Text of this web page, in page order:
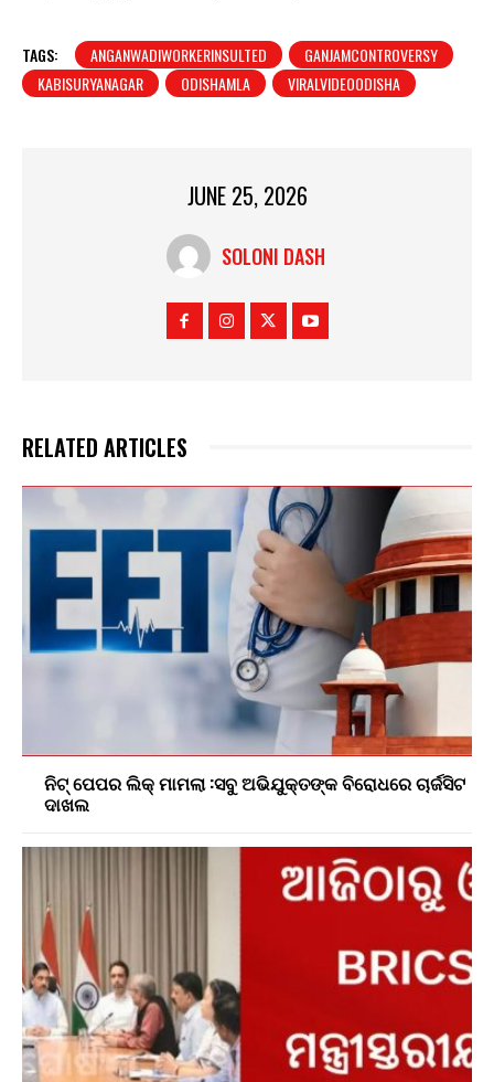
TAGS: ANGANWADIWORKERINSULTED
GANJAMCONTROVERSY
KABISURYANAGAR
ODISHAMLA VIRALVIDEOODISHA
JUNE 25, 2026
SOLONI DASH
RELATED ARTICLES
ନିଟ୍ ପେପର ଲିକ୍ ମାମଲା :ସବୁ ଅଭିଯୁକ୍ତଙ୍କ ବିରୋଧରେ ଚାର୍ଜସିଟ
ଦାଖଲ